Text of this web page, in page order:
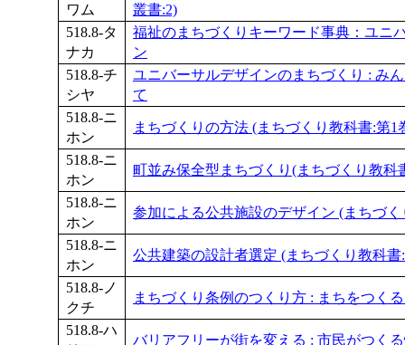
ワム
叢書:2)
518.8-タ
ナカ
福祉のまちづくりキーワード事典：ユニ
ン
518.8-チ
シヤ
ユニバーサルデザインのまちづくり : み
て
518.8-ニ
ホン
まちづくりの方法 (まちづくり教科書:第1
518.8-ニ
ホン
町並み保全型まちづくり(まちづくり教科
518.8-ニ
ホン
参加による公共施設のデザイン (まちづ
518.8-ニ
ホン
公共建築の設計者選定 (まちづくり教科書
518.8-ノ
クチ
まちづくり条例のつくり方 : まちをつく
518.8-ハ
バリアフリーが街を変える : 市民がつく